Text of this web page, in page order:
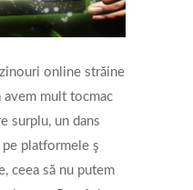
online străine
mult tocmac
surplu, un dans
platformele ş
ceea să nu putem